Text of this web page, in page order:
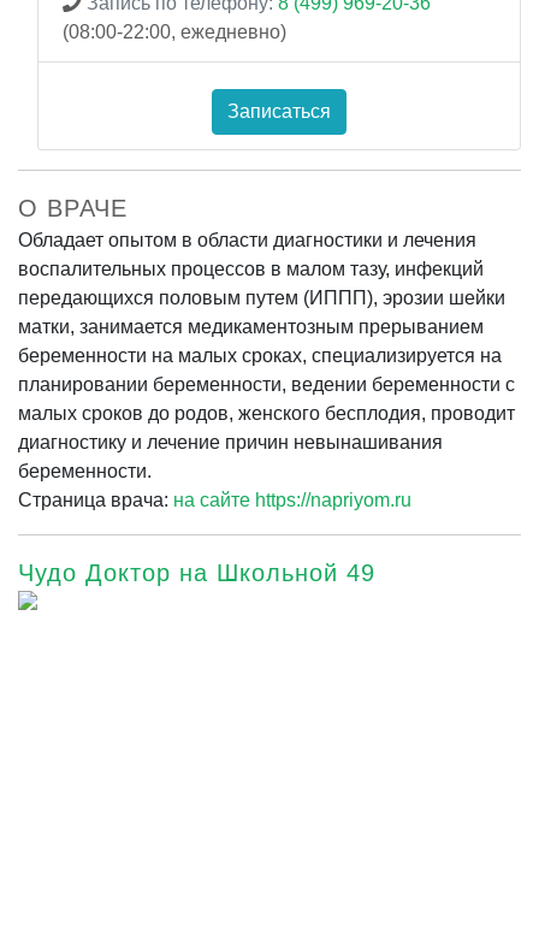
(08:00-22:00, ежедневно)
Записаться
О ВРАЧЕ
Обладает опытом в области диагностики и лечения
воспалительных процессов в малом тазу, инфекций
передающихся половым путем (ИППП), эрозии шейки
матки, занимается медикаментозным прерыванием
беременности на малых сроках, специализируется на
планировании беременности, ведении беременности с
малых сроков до родов, женского бесплодия, проводит
диагностику и лечение причин невынашивания
беременности.
Страница врача: на сайте https://napriyom.ru
Чудо Доктор на Школьной 49